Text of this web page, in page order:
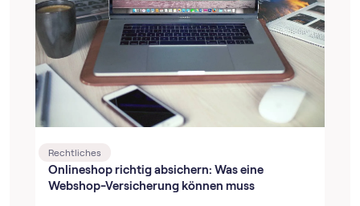
Rechtliches
Onlineshop richtig absichern: Was eine
Webshop-Versicherung können muss